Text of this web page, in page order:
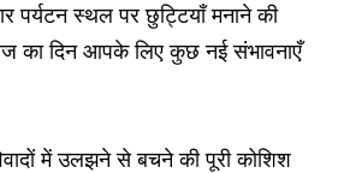
पर्यटन स्थल पर छुट्टियाँ मनाने की
का दिन आपके लिए कुछ नई संभावनाएँ
में उलझने से बचने की पूरी कोशिश